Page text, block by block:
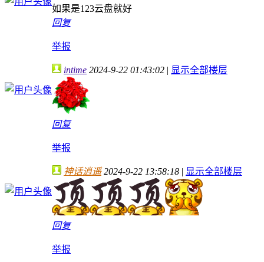
如果是123云盘就好
回复
举报
intime 2024-9-22 01:43:02 | 显示全部楼层
回复
举报
神话逍遥2024-9-22 13:58:18 | 显示全部楼层
回复
举报